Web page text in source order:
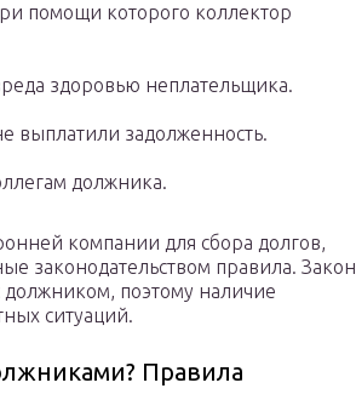
помощи которого коллектор
здоровью неплательщика.
выплатили задолженность.
должника.
компании для сбора долгов,
законодательством правила. Закон
поэтому наличие
ситуаций.
Правила